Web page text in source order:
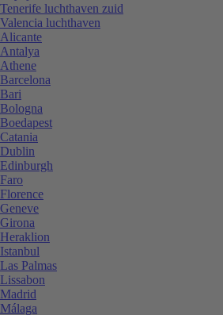
Tenerife luchthaven zuid
Valencia luchthaven
Alicante
Antalya
Athene
Barcelona
Bari
Bologna
Boedapest
Catania
Dublin
Edinburgh
Faro
Florence
Geneve
Girona
Heraklion
Istanbul
Las Palmas
Lissabon
Madrid
Málaga